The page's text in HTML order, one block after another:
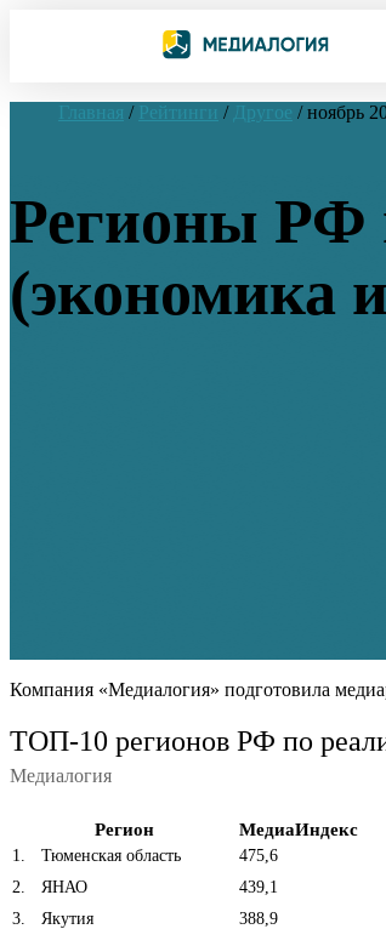
Главная / Рейтинги / Другое / ноябрь
Регионы РФ
(экономика
Компания «Медиалогия» подготовила
ТОП-10 регионов РФ по
Медиалогия
Регион МедиаИндекс
1 Тюменская область
475,6
2
ЯНАО
439,1
3
Якутия
388,9